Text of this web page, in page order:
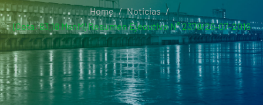
Home
Noticias
(Cota: 83.18 MsnM) Resumen Ejecutivo N° 2379/26-07-2016